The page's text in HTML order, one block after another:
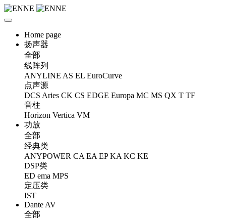
Home page
扬声器
全部
线阵列
ANYLINE AS EL EuroCurve
点声源
DCS Aries CK CS EDGE Europa MC MS QX T TF
音柱
Horizon Vertica VM
功放
全部
经典类
ANYPOWER CA EA EP KA KC KE
DSP类
ED ema MPS
定压类
IST
Dante AV
全部